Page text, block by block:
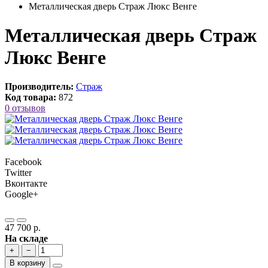
Металлическая дверь Страж Люкс Венге
Металлическая дверь Страж
Люкс Венге
Производитель: Страж
Код товара: 872
0 отзывов
Facebook
Twitter
Вконтакте
Google+
47 700 р.
На складе
+
−
В корзину